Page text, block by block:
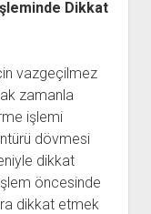
Dikkat
vazgeçilmez
zamanla
işlemi
dövmesi
dikkat
öncesinde
dikkat etmek